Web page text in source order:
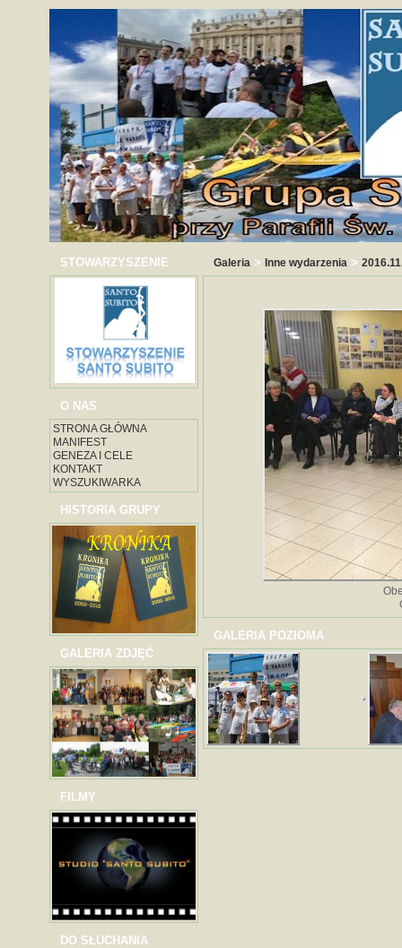
STOWARZYSZENIE
O NAS
STRONA GŁÓWNA
MANIFEST
GENEZA I CELE
KONTAKT
WYSZUKIWARKA
HISTORIA GRUPY
GALERIA ZDJĘĆ
FILMY
DO SŁUCHANIA
Galeria > Inne wydarzenia >
GALERIA POZIOMA